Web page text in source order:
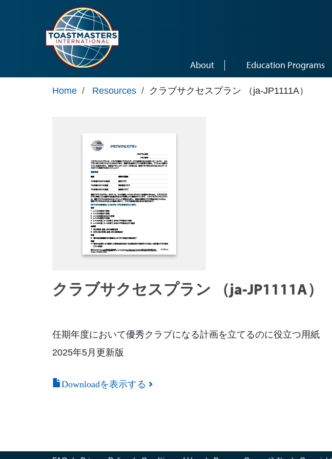
About Education Programs
Home / Resources / クラブサクセスプラン （ja-JP1111A）
クラブサクセスプラン （ja-JP1111A）
任期年度において優秀クラブになる計画を立てるのに役立つ用紙
2025年5月更新版
Downloadを表示する